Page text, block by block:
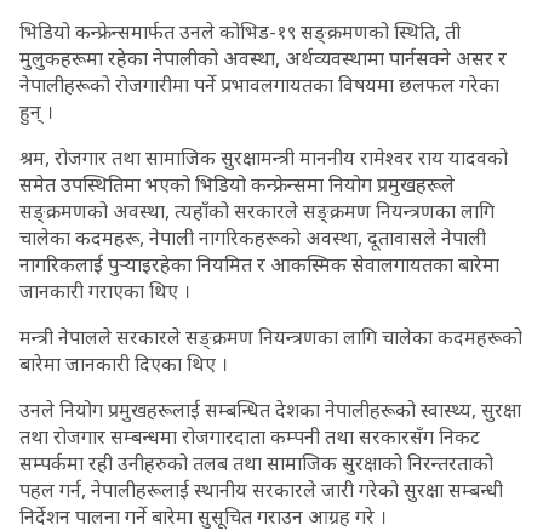
भिडियो कन्फ्रेन्समार्फत उनले कोभिड-१९ सङ्क्रमणको स्थिति, ती
मुलुकहरूमा रहेका नेपालीको अवस्था, अर्थव्यवस्थामा पार्नसक्ने असर र
नेपालीहरूको रोजगारीमा पर्ने प्रभावलगायतका विषयमा छलफल गरेका
हुन् ।
श्रम, रोजगार तथा सामाजिक सुरक्षामन्त्री माननीय रामेश्वर राय यादवको
समेत उपस्थितिमा भएको भिडियो कन्फ्रेन्समा नियोग प्रमुखहरूले
सङ्क्रमणको अवस्था, त्यहाँको सरकारले सङ्क्रमण नियन्त्रणका लागि
चालेका कदमहरू, नेपाली नागरिकहरूको अवस्था, दूतावासले नेपाली
नागरिकलाई पुर्‍याइरहेका नियमित र आकस्मिक सेवालगायतका बारेमा
जानकारी गराएका थिए ।
मन्त्री नेपालले सरकारले सङ्क्रमण नियन्त्रणका लागि चालेका कदमहरूको
बारेमा जानकारी दिएका थिए ।
उनले नियोग प्रमुखहरूलाई सम्बन्धित देशका नेपालीहरूको स्वास्थ्य, सुरक्षा
तथा रोजगार सम्बन्धमा रोजगारदाता कम्पनी तथा सरकारसँग निकट
सम्पर्कमा रही उनीहरुको तलब तथा सामाजिक सुरक्षाको निरन्तरताको
पहल गर्न, नेपालीहरूलाई स्थानीय सरकारले जारी गरेको सुरक्षा सम्बन्धी
निर्देशन पालना गर्ने बारेमा सुसूचित गराउन आग्रह गरे ।